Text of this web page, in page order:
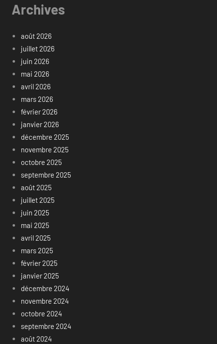
Archives
août 2026
juillet 2026
juin 2026
mai 2026
avril 2026
mars 2026
février 2026
janvier 2026
décembre 2025
novembre 2025
octobre 2025
septembre 2025
août 2025
juillet 2025
juin 2025
mai 2025
avril 2025
mars 2025
février 2025
janvier 2025
décembre 2024
novembre 2024
octobre 2024
septembre 2024
août 2024